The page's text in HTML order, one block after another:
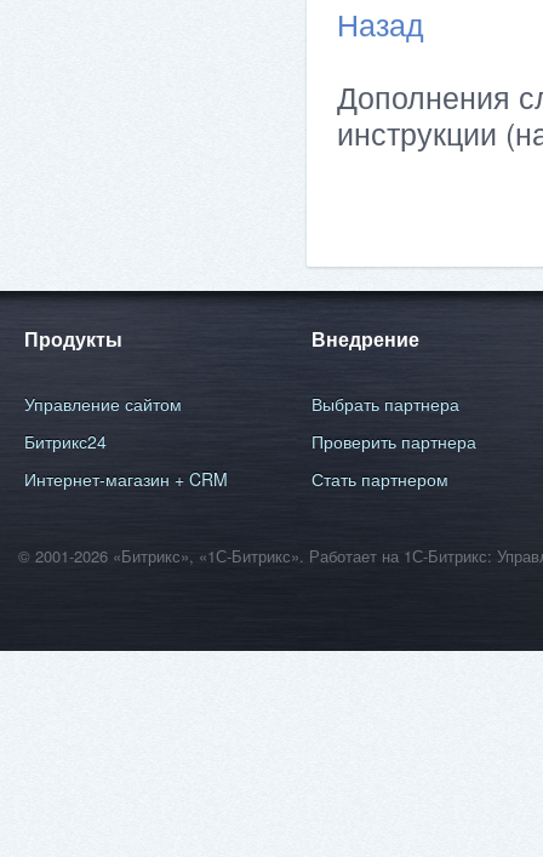
Назад
Дополнения
инструкции
Продукты
Управление сайтом
Битрикс24
Интернет-магазин + CRM
Внедрение
Выбрать партнера
Проверить партнера
Стать партнером
© 2001-2026 «Битрикс», «1С-Битрикс». Работает на 1С-Битрикс: